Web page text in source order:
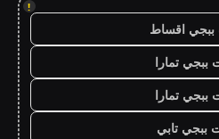
!
اقساط
ببجي تمارا
ببجي تمارا
ببجي تابي